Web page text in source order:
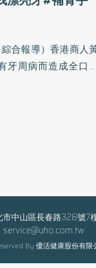
合報導）香港商人
牙周病而造成全口缺
牙手術，過去民眾
本高、不易成功等
建植牙的新選擇，可
及治療風險，提高
市中山區長春路328號7
service@uho.com.tw
By 優活健康股份有限